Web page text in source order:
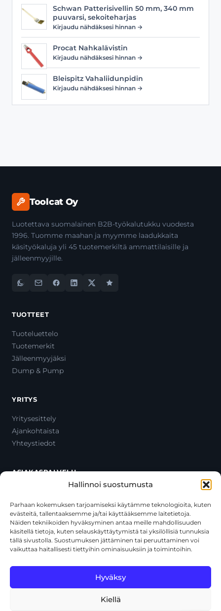
Hallinnoi suostumusta
Parhaan kokemuksen tarjoamiseksi käytämme teknologioita, kuten
evästeitä, tallentaaksemme ja/tai käyttääksemme laitetietoja.
Näiden tekniikoiden hyväksyminen antaa meille mahdollisuuden
käsitellä tietoja, kuten selauskäyttäytymistä tai yksilöllisiä tunnuksia
tällä sivustolla. Suostumuksen jättäminen tai peruuttaminen voi
vaikuttaa haitallisesti tiettyihin ominaisuuksiin ja toimintoihin.
Hyväksy
Kiellä
Schwan Patterisivellin 50 mm, 340 mm
puuvarsi, sekoiteharjas
Kirjaudu nähdäksesi hinnan →
Procat Nahkalävistin
Kirjaudu nähdäksesi hinnan →
Bleispitz Vahaliidunpidin
Kirjaudu nähdäksesi hinnan →
Toolcat Oy
Luotettava suomalainen B2B-työkalutukku vuodesta
1996. Tuomme maahan ja myymme laadukkaita
käsityökaluja yli 45 tuotemerkiltä ammattilaisille ja
jälleenmyyjille.
TUOTTEET
Tuoteluettelo
Tuotemerkit
Jälleenmyyjäksi
Dump & Pump
YRITYS
Yritysesittely
Ajankohtaista
Yhteystiedot
ASIAKASPALVELU
Oma tili
Maksutavat
Toimitustavat
Usein kysytyt kysymykset
+358 44 270 3795
asiakaspalvelu@toolcat.fi